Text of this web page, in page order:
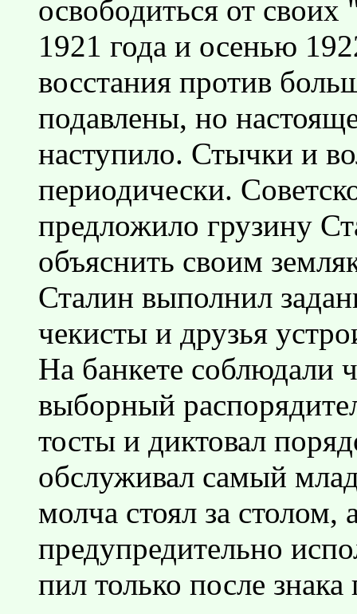
освободиться от
1921 года и осенью
восстания против
подавлены, но
наступило. Стычки и
периодически.
предложило грузину
объяснить своим
Сталин выполнил
чекисты и друзья
На банкете соблюдали
выборный
тосты и диктовал
обслуживал самый
молча стоял за столом,
предупредительно
пил только после